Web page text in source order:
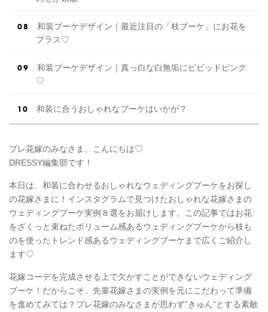
和装ブーケデザイン｜最近注目の「枝ブーケ」にお花を
プラス♡
和装ブーケデザイン｜真っ白な白無垢にビビッドピンク
♡
和装に合うおしゃれなブーケはいかが？
プレ花嫁のみなさま、こんにちは♡
DRESSY編集部です！
本日は、和装に合わせるおしゃれなウェディングブーケをお探し
の花嫁さまに！インスタグラムで見つけたおしゃれな花嫁さまの
ウェディングブーケ実例８選をお届けします。この記事ではお花
をざくっと束ねたボリューム感あるウェディングブーケから枝も
のを使ったトレンド感あるウェディングブーケまで広くご紹介し
ます♡
花嫁コーデを完成させる上で欠かすことができないウェディング
ブーケ！だからこそ、先輩花嫁さまの実例を元にこだわって準備
を進めてみては？プレ花嫁のみなさまが思わず”きゅん”とする素敵